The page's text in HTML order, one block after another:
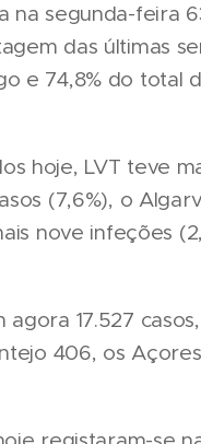
na segunda-feira
das últimas
e 74,8% do total
hoje, LVT teve
(7,6%), o
nove infeções
17.527
406, os